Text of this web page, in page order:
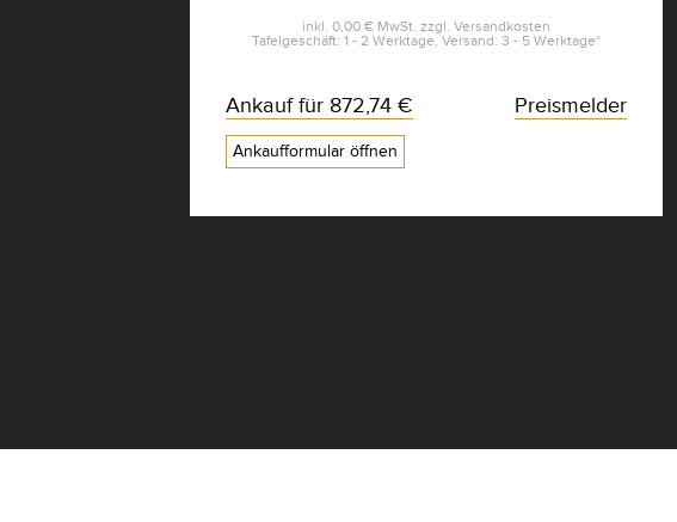
inkl. 0,00 € MwSt. zzgl. Versandkosten
Tafelgeschäft: 1 - 2 Werktage, Versand: 3 - 5 Werktage*
Ankauf für 872,74 €
Ankaufformular öffnen
Preismelder